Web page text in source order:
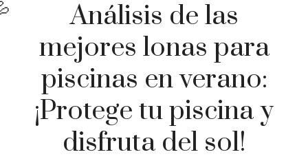
Análisis de las
mejores lonas para
piscinas en verano:
¡Protege tu piscina y
disfruta del sol!